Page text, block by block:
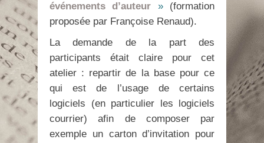
événements d’auteur »(formation
proposée par Françoise Renaud).
La demande de la part des
participants était claire pour cet
atelier : repartir de la base pour ce
qui est de l’usage de certains
logiciels (en particulier les logiciels
courrier) afin de composer par
exemple un carton d’invitation pour